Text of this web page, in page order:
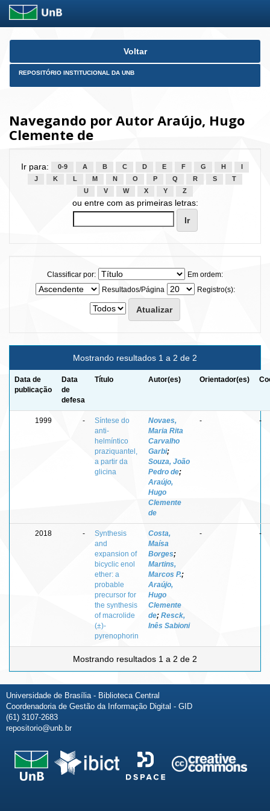
Skip
Voltar
REPOSITÓRIO INSTITUCIONAL DA UNB
Navegando por Autor Araújo, Hugo
Clemente de
Ir para: 0-9 A B C D E F G H
J
K L M N O P Q R S
T
U
V W X Y Z
ou entre com as primeiras letras:
Classificar por:
Em ordem:
Resultados/Página
Registro(s):
Mostrando resultados 1 a 2 de 2
Data de
publicação
Data
de
defesa
Título Autor(es) Orientador(es)
1999 -
Síntese do
anti-
helmíntico
praziquantel,
a partir da
glicina
Novaes,
Maria Rita
Carvalho
Garbi;
Souza, João
Pedro de;
Araújo,
Hugo
Clemente
de
- -
2018 -
Synthesis
and
expansion of
bicyclic enol
ether: a
probable
precursor for
the synthesis
of macrolide
(±)-
pyrenophorin
Costa,
Maísa
Borges;
Martins,
Marcos P.;
Araújo,
Hugo
Clemente
de; Resck,
Inês Sabioni
- -
Mostrando resultados 1 a 2 de 2
Universidade de Brasília - Biblioteca Central
Coordenadoria de Gestão da Informação Digital - GID
(61) 3107-2683
repositorio@unb.br